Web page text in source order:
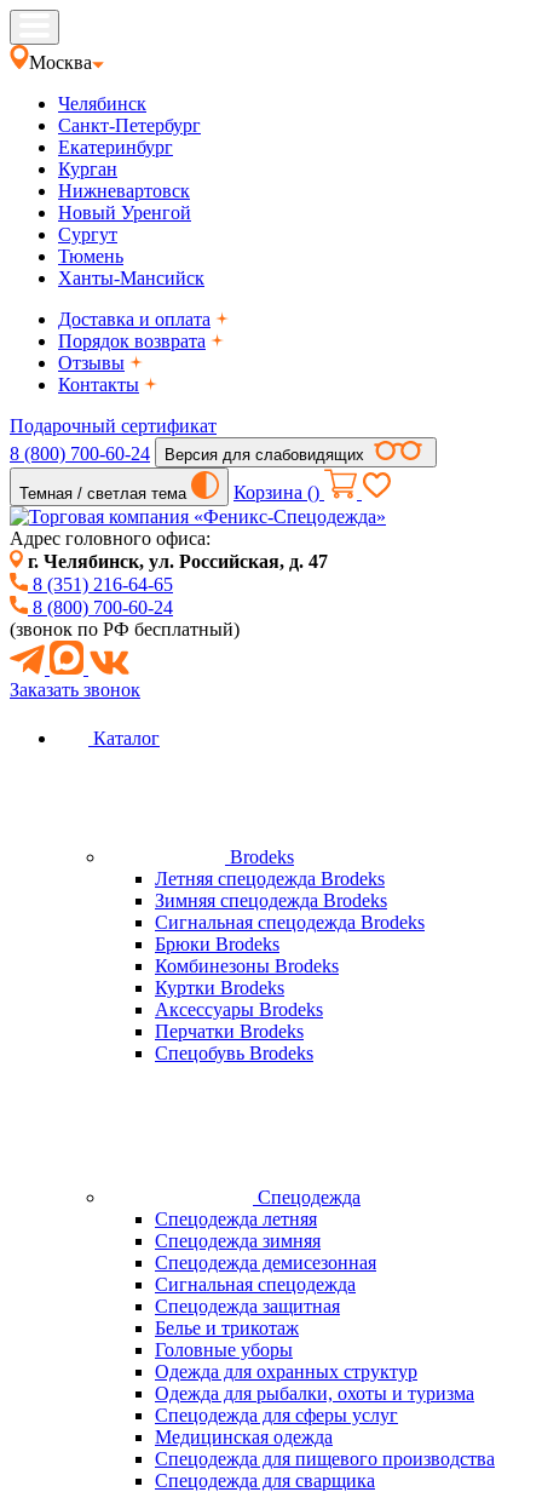
Москва
Челябинск
Санкт-Петербург
Екатеринбург
Курган
Нижневартовск
Новый Уренгой
Сургут
Тюмень
Ханты-Мансийск
Доставка и оплата
Порядок возврата
Отзывы
Контакты
Подарочный сертификат
8 (800) 700-60-24
Версия для слабовидящих
Темная / светлая тема Корзина ()
Адрес головного офиса:
г. Челябинск, ул. Российская, д. 47
8 (351) 216-64-65
8 (800) 700-60-24
(звонок по РФ бесплатный)
Заказать звонок
Каталог
Brodeks
Летняя спецодежда Brodeks
Зимняя спецодежда Brodeks
Сигнальная спецодежда Brodeks
Брюки Brodeks
Комбинезоны Brodeks
Куртки Brodeks
Аксессуары Brodeks
Перчатки Brodeks
Спецобувь Brodeks
Спецодежда
Спецодежда летняя
Спецодежда зимняя
Спецодежда демисезонная
Сигнальная спецодежда
Спецодежда защитная
Белье и трикотаж
Головные уборы
Одежда для охранных структур
Одежда для рыбалки, охоты и туризма
Спецодежда для сферы услуг
Медицинская одежда
Спецодежда для пищевого производства
Спецодежда для сварщика